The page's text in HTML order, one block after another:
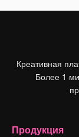
Креативная
Более 1
Продукция